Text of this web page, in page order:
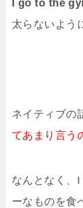
I go to the
太らないよう
ネイティブの
てあまり言う
なんとなく、
ーなものを食